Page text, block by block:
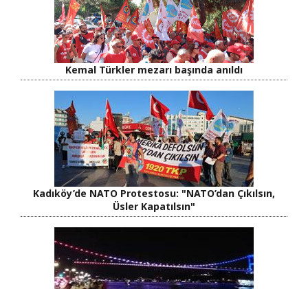
Kemal Türkler mezarı başında anıldı
Kadıköy’de NATO Protestosu: "NATO’dan Çıkılsın,
Üsler Kapatılsın"